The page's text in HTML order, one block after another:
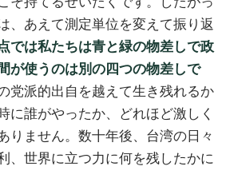
、あえて測定単位を変えて振り返
では私たちは青と緑の物差しで政
が使うのは別の四つの物差しで
党派的出自を越えて生き残れるか
に誰がやったか、どれほど激しく
りません。数十年後、台湾の日々
、世界に立つ力に何を残したかに